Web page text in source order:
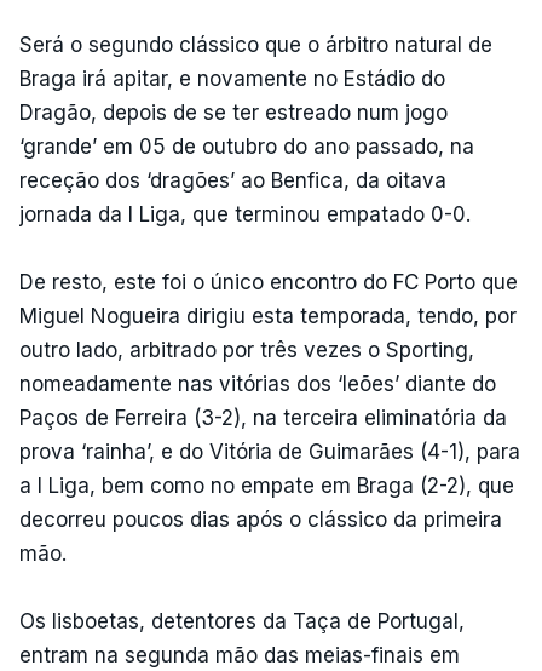
Será o segundo clássico que o árbitro natural de
Braga irá apitar, e novamente no Estádio do
Dragão, depois de se ter estreado num jogo
‘grande’ em 05 de outubro do ano passado, na
receção dos ‘dragões’ ao Benfica, da oitava
jornada da I Liga, que terminou empatado 0-0.
De resto, este foi o único encontro do FC Porto que
Miguel Nogueira dirigiu esta temporada, tendo, por
outro lado, arbitrado por três vezes o Sporting,
nomeadamente nas vitórias dos ‘leões’ diante do
Paços de Ferreira (3-2), na terceira eliminatória da
prova ‘rainha’, e do Vitória de Guimarães (4-1), para
a I Liga, bem como no empate em Braga (2-2), que
decorreu poucos dias após o clássico da primeira
mão.
Os lisboetas, detentores da Taça de Portugal,
entram na segunda mão das meias-finais em